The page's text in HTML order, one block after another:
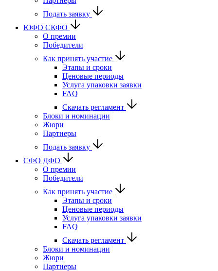
Подать заявку
ЮФО СКФО
О премии
Победители
Как принять участие
Этапы и сроки
Ценовые периоды
Услуга упаковки заявки
FAQ
Скачать регламент
Блоки и номинации
Жюри
Партнеры
Подать заявку
CФО ДФО
О премии
Победители
Как принять участие
Этапы и сроки
Ценовые периоды
Услуга упаковки заявки
FAQ
Скачать регламент
Блоки и номинации
Жюри
Партнеры